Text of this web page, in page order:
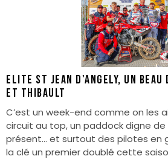
Elite St Jean d'ANGELY, un
et Thibault
C’est un week-end comme on les
circuit au top, un paddock digne de
présent… et surtout des pilotes en
la clé un premier doublé cette